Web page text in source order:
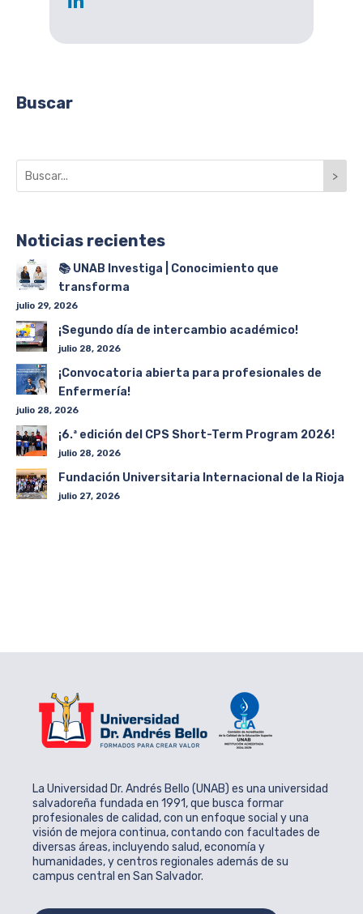
Buscar
>
Noticias recientes
📚 UNAB Investiga | Conocimiento que
transforma
julio 29, 2026
¡Segundo día de intercambio académico!
julio 28, 2026
¡Convocatoria abierta para profesionales de
Enfermería!
julio 28, 2026
¡6.ª edición del CPS Short-Term Program 2026!
julio 28, 2026
Fundación Universitaria Internacional de la Rioja
julio 27, 2026
La Universidad Dr. Andrés Bello (UNAB) es una universidad
salvadoreña fundada en 1991, que busca formar
profesionales de calidad, con un enfoque social y una
visión de mejora continua, contando con facultades de
diversas áreas, incluyendo salud, economía y
humanidades, y centros regionales además de su
campus central en San Salvador.